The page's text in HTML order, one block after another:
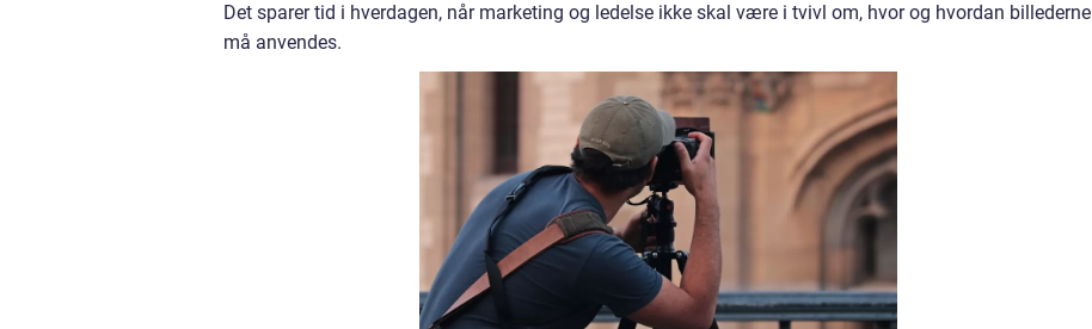
Det sparer tid i hverdagen, når marketing og ledelse ikke skal være i tvivl om, hvor og hvordan billederne
må anvendes.